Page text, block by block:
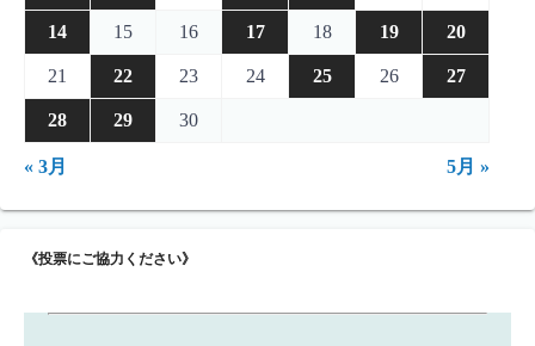
14 15 16 17 18 19 20
21 22 23 24 25 26 27
28 29 30
« 3月 5月 »
《投票にご協力ください》